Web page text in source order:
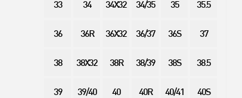
33 34 34X32 34/35 35 35.5
36 36R 36X32 36/37 36S 37
38 38X32 38R 38/39 38S 38.5
39 39/40 40 40R 40/41 40S